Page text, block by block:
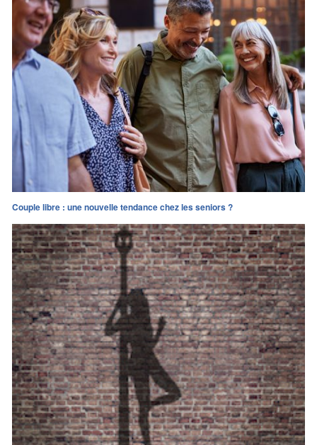
Couple libre : une nouvelle tendance chez les seniors ?